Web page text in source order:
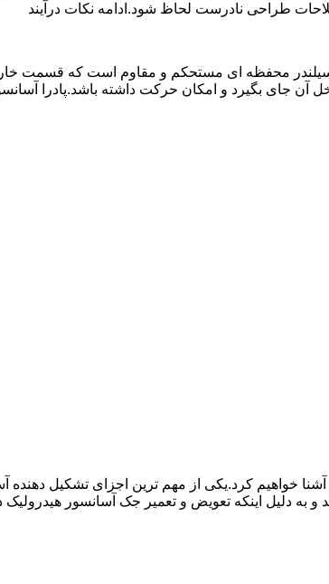
طراحی نادرست لحاظ شود.ادامه نکات درآیند
محفظه ای مستحکم و مقاوم است که قسمت
جای بگیرد و امکان حرکت داشته باشد.پادرا
آشنا خواهیم کرد.یکی از مهم ترین اجزای تشکیل
و به دلیل اینکه تعویض و تعمیر جک آسانسور